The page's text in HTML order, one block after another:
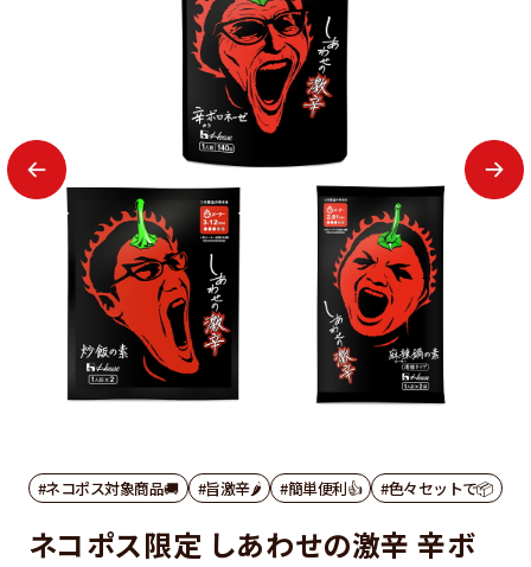
#ネコポス対象商品🚚 #旨激辛🌶 #簡単便利👍 #色々セットで📦
ネコポス限定 しあわせの激辛 辛ボ